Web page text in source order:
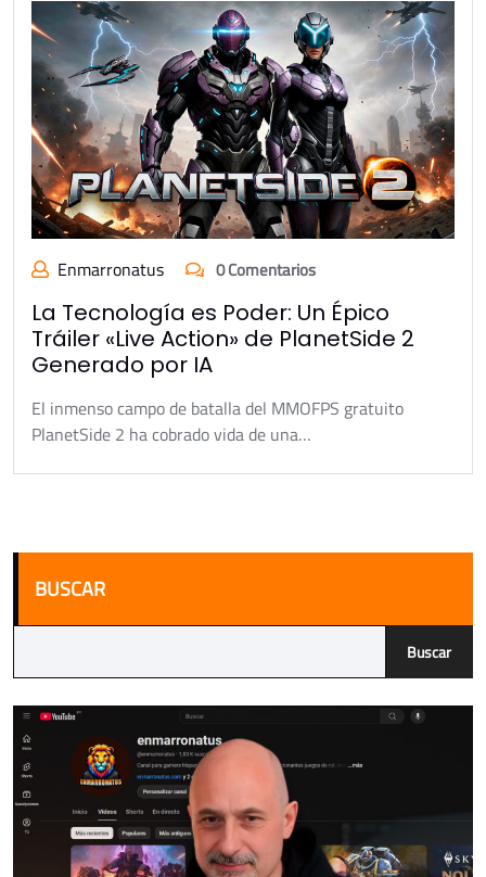
Enmarronatus 0 Comentarios
La Tecnología es Poder: Un Épico
Tráiler «Live Action» de PlanetSide 2
Generado por IA
El inmenso campo de batalla del MMOFPS gratuito
PlanetSide 2 ha cobrado vida de una…
BUSCAR
Buscar